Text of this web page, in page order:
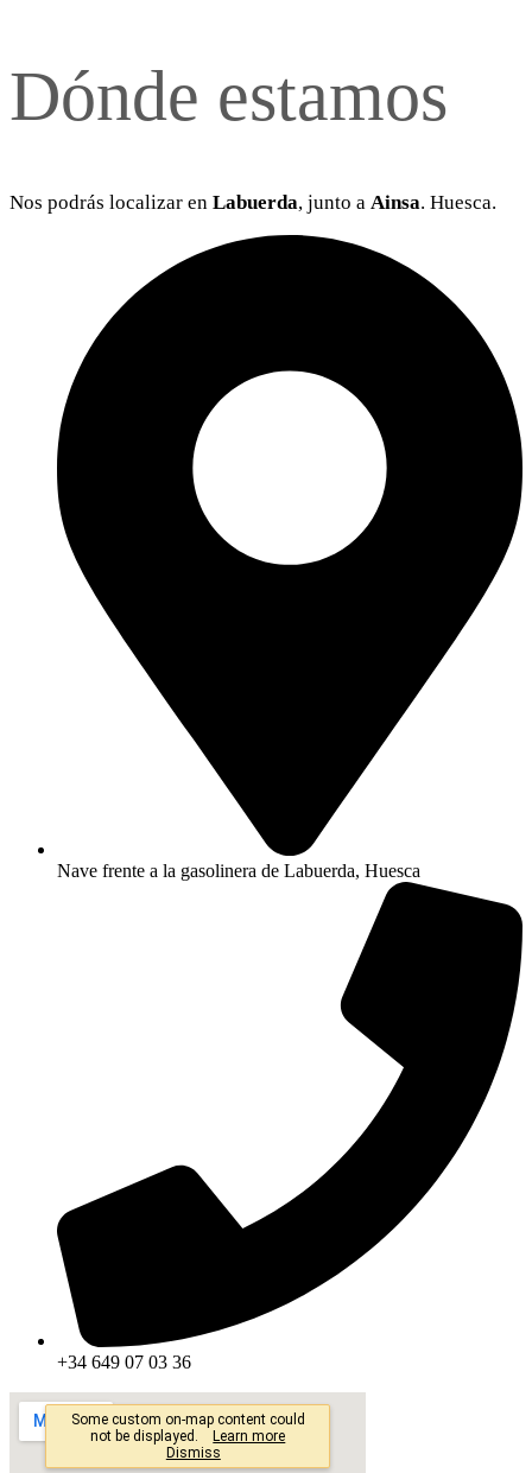
Dónde estamos
Nos podrás localizar en Labuerda, junto a Ainsa. Huesca.
Nave frente a la gasolinera de Labuerda, Huesca
+34 649 07 03 36